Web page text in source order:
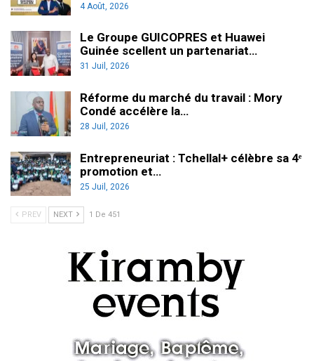
4 Août, 2026
Le Groupe GUICOPRES et Huawei
Guinée scellent un partenariat…
31 Juil, 2026
Réforme du marché du travail : Mory
Condé accélère la…
28 Juil, 2026
Entrepreneuriat : Tchellal+ célèbre sa 4ᵉ
promotion et…
25 Juil, 2026
PREV NEXT 1 De 451